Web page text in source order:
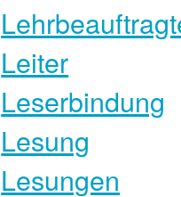
Leiter
Leserbindung
Lesung
Lesungen